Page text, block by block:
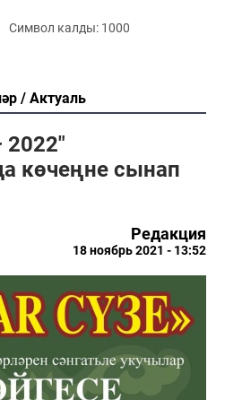
Cимвол калды: 1000
Актуаль
2022"
көчеңне сынап
Редакция
18 ноябрь 2021 - 13:52